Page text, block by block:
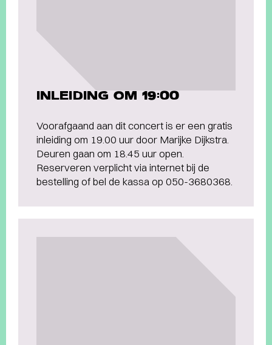
INLEIDING OM 19:00
Voorafgaand aan dit concert is er een gratis
inleiding om 19.00 uur door Marijke Dijkstra.
Deuren gaan om 18.45 uur open.
Reserveren verplicht via internet bij de
bestelling of bel de kassa op 050-3680368.